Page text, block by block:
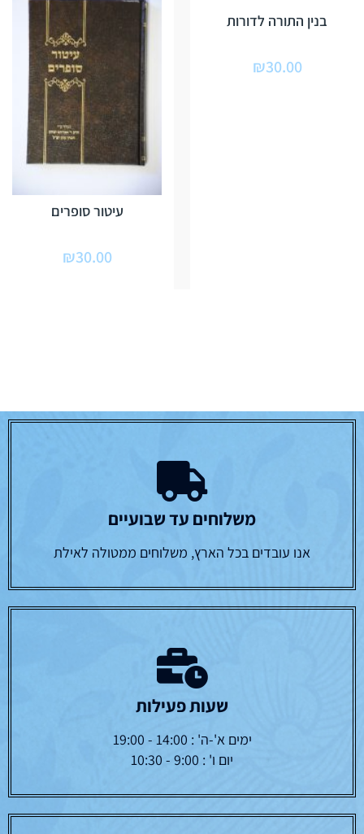
בנין התורה לדורות
₪30.00
עיטור סופרים
₪30.00
משלוחים עד שבועיים
אנו עובדים בכל הארץ, משלוחים ממטולה לאילת
שעות פעילות
ימים א'-ה' : 14:00 - 19:00
יום ו' : 9:00 - 10:30